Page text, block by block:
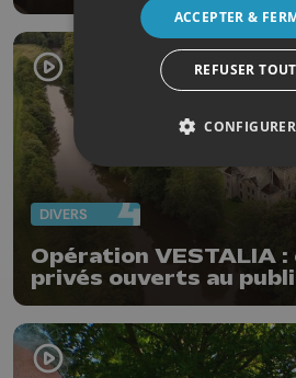
DIVERS
Opération VESTALIA
privés ouverts au
ACCEPTER &
REFUSER TOUT
CONFIGURER